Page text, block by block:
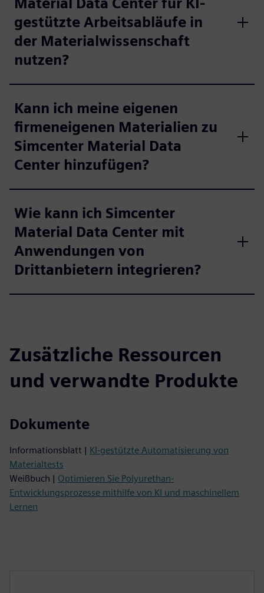
gestützte Arbeitsabläufe in
der Materialwissenschaft
nutzen?
Kann ich meine eigenen
firmeneigenen Materialien zu
Simcenter Material Data
Center hinzufügen?
Wie kann ich Simcenter
Material Data Center mit
Anwendungen von
Drittanbietern integrieren?
Zusätzliche Ressourcen
und verwandte Produkte
Dokumente
Informationsblatt | KI-gestützte Automatisierung von
Materialtests
Weißbuch | Optimieren Sie Polyurethan-
Entwicklungsprozesse mithilfe von KI und maschinellem
Lernen